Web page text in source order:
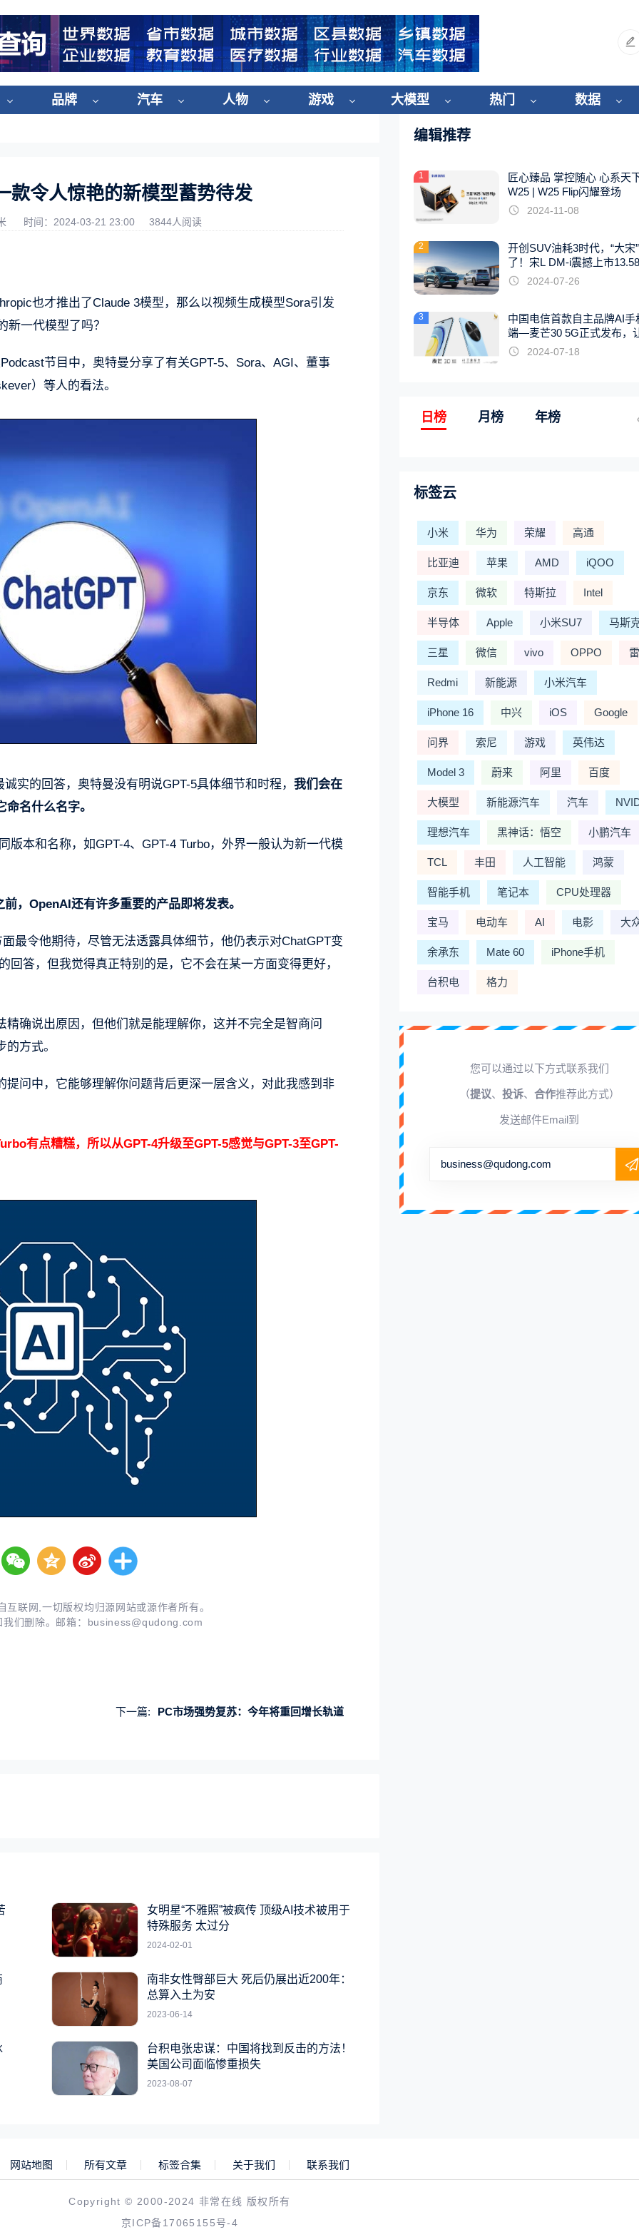
品牌 汽车 人物 游戏 大模型 热门 数据
款令人惊艳的新模型蓄势待发
时间：2024-03-21 23:00 3844人阅读
也才推出了Claude 3模型，那么以视频生成模型Sora引发
新一代模型了吗？
节目中，奥特曼分享了有关GPT-5、Sora、AGI、董事
）等人的看法。
实的回答，奥特曼没有明说GPT-5具体细节和时程， 我们会在
名什么名字。
版本和名称，如GPT-4、GPT-4 Turbo，外界一般认为新一代模
，OpenAI还有许多重要的产品即将发表。
最令他期待，尽管无法透露具体细节，他仍表示对ChatGPT变
答，但我觉得真正特别的是，它不会在某一方面变得更好，
确说出原因，但他们就是能理解你，这并不完全是智商问
方式。
问中，它能够理解你问题背后更深一层含义，对此我感到非
有点糟糕，所以从GPT-4升级至GPT-5感觉与GPT-3至GPT-
联网,一切版权均归源网站或源作者所有。
们删除。邮箱： business@qudong.com
下一篇: PC市场强势复苏：今年将重回增长轨道
女明星“不雅照”被疯传 顶级AI技术被用于
特殊服务 太过分
2024-02-01
南非女性臀部巨大 死后仍展出近200年：
总算入土为安
2023-06-14
台积电张忠谋：中国将找到反击的方法！
美国公司面临惨重损失
2023-08-07
编辑推荐
1
匠心臻品 掌控随心 心系天
W25 | W25 Flip闪耀登场
2024-11-08
2
开创SUV油耗3时代，“大宋
了！宋L DM-i震撼上市
起
2024-07-26
3
中国电信首款自主品牌AI手
端—麦芒30 5G正式发布，
触手可及2024-07-18
日榜 月榜 年榜
标签云
小米 华为 荣耀 高通
比亚迪 苹果 AMD iQOO
京东 微软 特斯拉 Intel
半导体 Apple 小米SU7 马斯
三星 微信 vivo OPPO
Redmi 新能源 小米汽车
iPhone 16 中兴 iOS Google
问界 索尼 游戏 英伟达
Model 3 蔚来 阿里 百度
大模型 新能源汽车 汽车
理想汽车 黑神话：悟空 小鹏汽车
TCL 丰田 人工智能 鸿蒙
智能手机 笔记本 CPU处理器
宝马 电动车 AI 电影 大
余承东 Mate 60 iPhone手机
台积电 格力
您可以通过以下方式联系我们
（提议、 投诉、 合作推荐此方式）
发送邮件Email到
business@qudong.com
网站地图 所有文章 标签合集 关于我们 联系我们
Copyright © 2000-2024 非常在线 版权所有
京ICP备17065155号-4